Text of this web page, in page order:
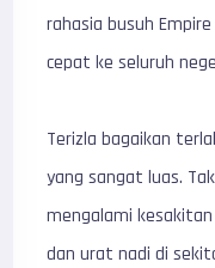
rahasia busuh
cepat ke seluruh
Terizla bagaikan
yang sangat luas.
mengalami
dan urat nadi di